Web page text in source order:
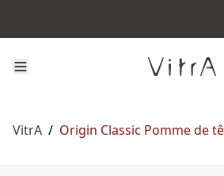
VitrA / Origin Classic Pomme de